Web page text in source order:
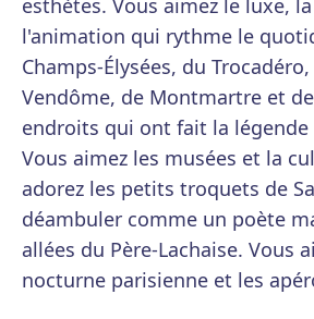
esthètes. Vous aimez le luxe,
l'animation qui rythme le
Champs-Élysées, du
Vendôme, de Montmartre et
endroits qui ont fait la légende
Vous aimez les musées et la
adorez les petits troquets de
déambuler comme un poète
allées du Père-Lachaise. Vous
nocturne parisienne et les